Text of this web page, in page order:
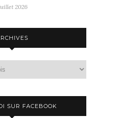
2026
SUR FACEBOOK